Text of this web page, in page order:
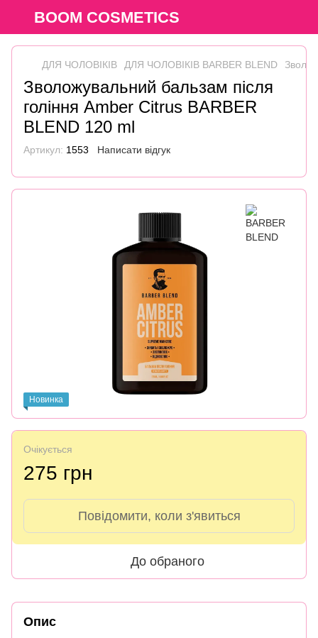
BOOM COSMETICS
ДЛЯ ЧОЛОВІКІВ ДЛЯ ЧОЛОВІКІВ BARBER BLEND
Зволожувальний бальзам після
гоління Amber Citrus BARBER
BLEND 120 ml
Артикул: 1553 Написати відгук
Новинка
Очікується
275 грн
Повідомити, коли з'явиться
До обраного
Опис